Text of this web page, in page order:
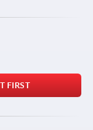
FIRST